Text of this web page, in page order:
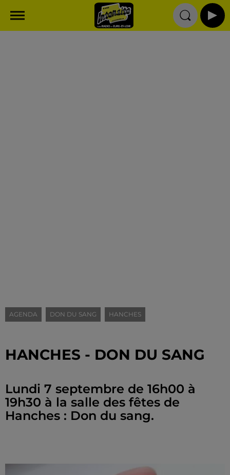
AGENDA DON DU SANG HANCHES
HANCHES - DON DU SANG
Lundi 7 septembre de 16h00 à
19h30 à la salle des fêtes de
Hanches : Don du sang.